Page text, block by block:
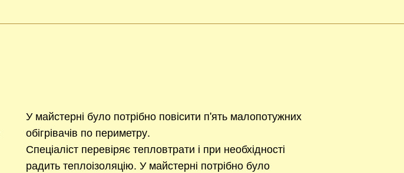
У майстерні було потрібно повісити п'ять малопотужних
обігрівачів по периметру.
Спеціаліст перевіряє тепловтрати і при необхідності
радить теплоізоляцію. У майстерні потрібно було